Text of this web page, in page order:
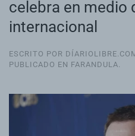
celebra en medio
internacional
ESCRITO POR
PUBLICADO EN FARANDULA.